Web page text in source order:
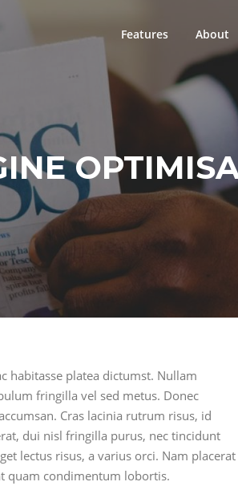
Features About
habitasse platea dictumst. Nullam
fringilla vel sed metus. Donec
Cras lacinia rutrum risus, id
dui nisl fringilla purus, nec tincidunt
lectus risus, a varius orci. Nam placerat
quam condimentum lobortis.